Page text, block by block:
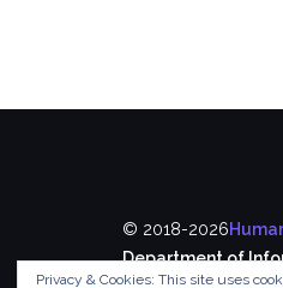
© 2018-2026
Department of
Privacy & Cookies: This site uses